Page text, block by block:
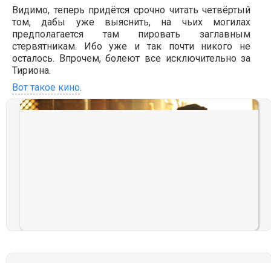
Видимо, теперь придётся срочно читать четвёртый
том, дабы уже выяснить, на чьих могилах
предполагается там пировать заглавным
стервятникам. Ибо уже и так почти никого не
осталось. Впрочем, болеют все исключительно за
Тириона.
Вот такое кино.